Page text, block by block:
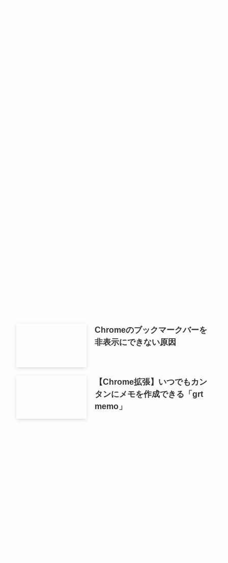
Chromeのブックマークバーを
非表示にできない原因
【Chrome拡張】いつでもカン
タンにメモを作成できる「grt
memo」